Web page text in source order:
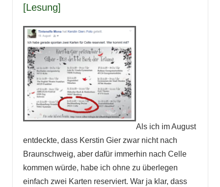
[Lesung]
Als ich im August
entdeckte, dass Kerstin Gier zwar nicht nach
Braunschweig, aber dafür immerhin nach Celle
kommen würde, habe ich ohne zu überlegen
einfach zwei Karten reserviert. War ja klar, dass